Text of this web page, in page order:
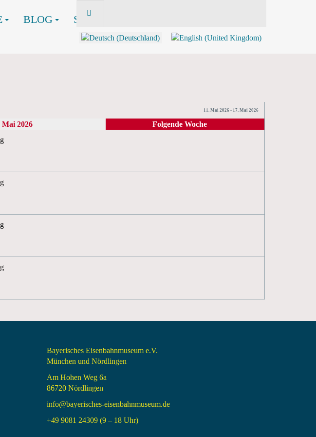
BLOG SHOP
11. Mai 2026 - 17. Mai 2026
Mai 2026 Folgende Woche
Bayerisches Eisenbahnmuseum e.V.
München und Nördlingen
Am Hohen Weg 6a
86720 Nördlingen
info@bayerisches-eisenbahnmuseum.de
+49 9081 24309 (9 – 18 Uhr)